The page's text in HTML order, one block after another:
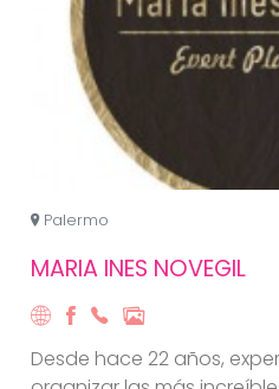
Palermo
MARIA INES NOVEGIL
Desde hace 22 años,